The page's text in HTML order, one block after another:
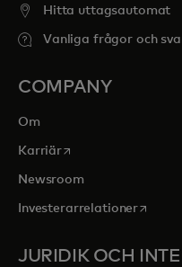
Hitta uttagsautomat
Vanliga frågor och
COMPANY
Om
Karriäropens in a new tab
Newsroom
Investerarrelationeropens
JURIDIK OCH